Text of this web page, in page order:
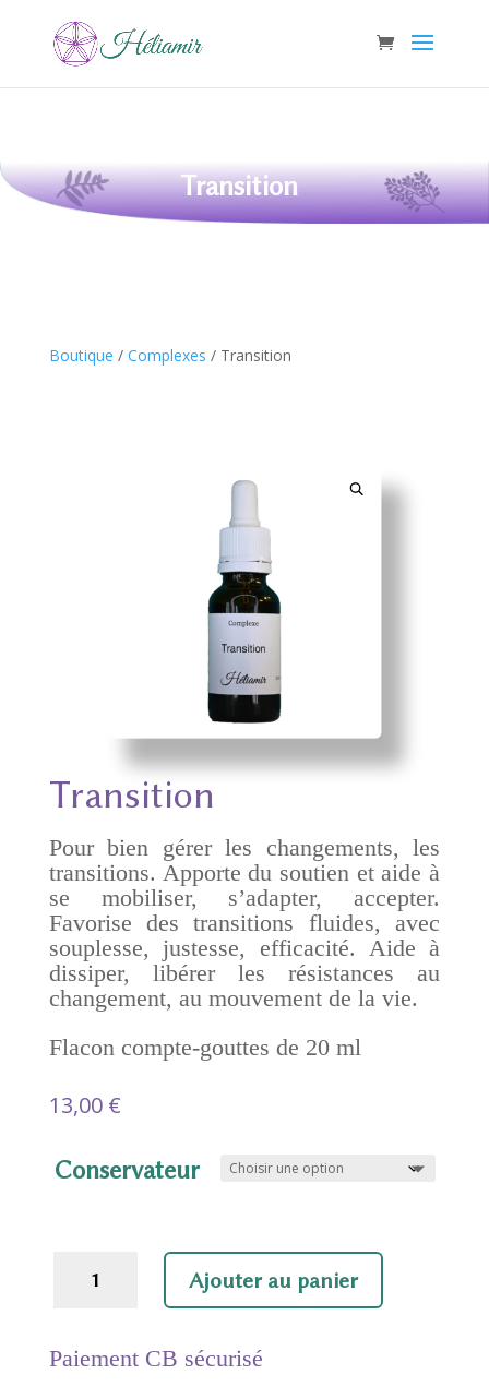
Transition
Boutique / Complexes / Transition
Transition
Pour bien gérer les changements, les
transitions. Apporte du soutien et aide à
se mobiliser, s’adapter, accepter.
Favorise des transitions fluides, avec
souplesse, justesse, efficacité. Aide à
dissiper, libérer les résistances au
changement, au mouvement de la vie.
Flacon compte-gouttes de 20 ml
13,00 €
Conservateur
Ajouter au panier
Paiement CB sécurisé